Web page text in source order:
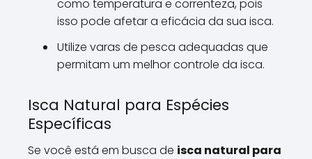
como temperatura e correnteza, pois
isso pode afetar a eficácia da sua isca.
Utilize varas de pesca adequadas que
permitam um melhor controle da isca.
Isca Natural para Espécies
Específicas
Se você está em busca de isca natural para